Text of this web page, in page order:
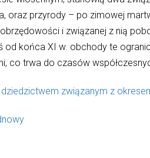
oraz przyrody – po zimowej
i związanej z nią
od końca XI w. obchody te
co trwa do czasów
związanym z